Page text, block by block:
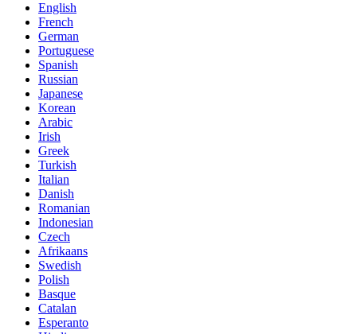
English
French
German
Portuguese
Spanish
Russian
Japanese
Korean
Arabic
Irish
Greek
Turkish
Italian
Danish
Romanian
Indonesian
Czech
Afrikaans
Swedish
Polish
Basque
Catalan
Esperanto